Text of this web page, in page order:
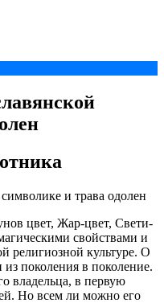
цвет, Жар-цвет, Свети-
свойствами и
религиозной культуре. О
поколения в поколение.
владельца, в первую
Но всем ли можно его